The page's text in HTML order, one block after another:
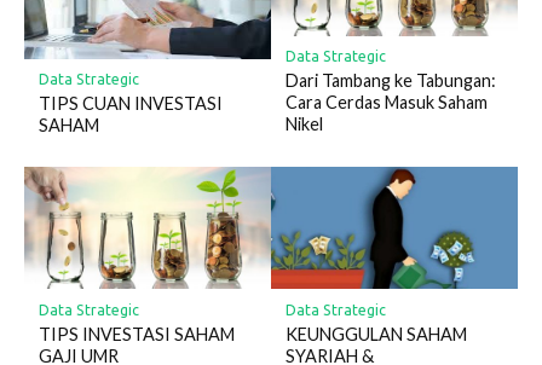
Data Strategic
TIPS CUAN INVESTASI
SAHAM
Data Strategic
Dari Tambang ke Tabungan:
Cara Cerdas Masuk Saham
Nikel
Data Strategic
TIPS INVESTASI SAHAM
GAJI UMR
Data Strategic
KEUNGGULAN SAHAM
SYARIAH &